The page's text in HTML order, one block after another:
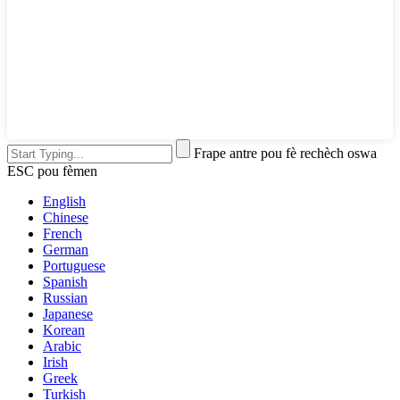
Frape antre pou fè rechèch oswa
ESC pou fèmen
English
Chinese
French
German
Portuguese
Spanish
Russian
Japanese
Korean
Arabic
Irish
Greek
Turkish